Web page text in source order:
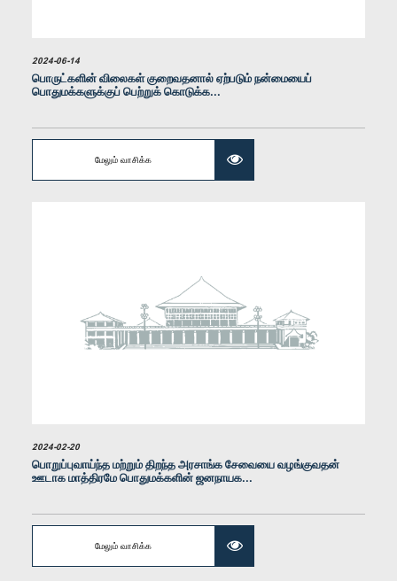
உறுப்பினர்
கௌரவ ரோஹண பண்டார, பா.உ.
உறுப்பினர்
கௌரவ சனாதிபதி சட்டத்தரணி ஜயந்த வீரசிங்க, பா.உ.
2024-06-14
பொருட்களின் விலைகள் குறைவதனால் ஏற்படும் நன்மையைப்
பொதுமக்களுக்குப் பெற்றுக் கொடுக்க...
மேலும் வாசிக்க
2024-02-20
பொறுப்புவாய்ந்த மற்றும் திறந்த அரசாங்க சேவையை வழங்குவதன்
ஊடாக மாத்திரமே பொதுமக்களின் ஜனநாயக...
மேலும் வாசிக்க